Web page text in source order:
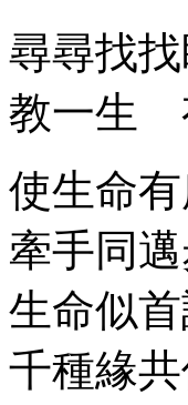
尋尋找
教一生
使生命
牽手同
生命似
千種緣